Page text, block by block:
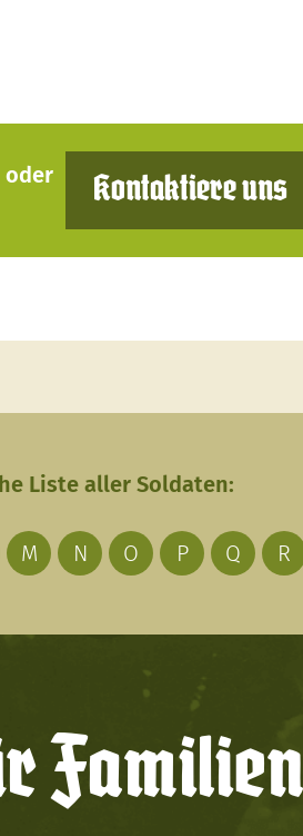
oder
Kontaktiere uns
Liste aller Soldaten:
M N O P Q R